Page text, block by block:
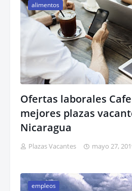
alimentos
Ofertas laborales
mejores plazas
Nicaragua
Plazas Vacantes mayo 27,
empleos